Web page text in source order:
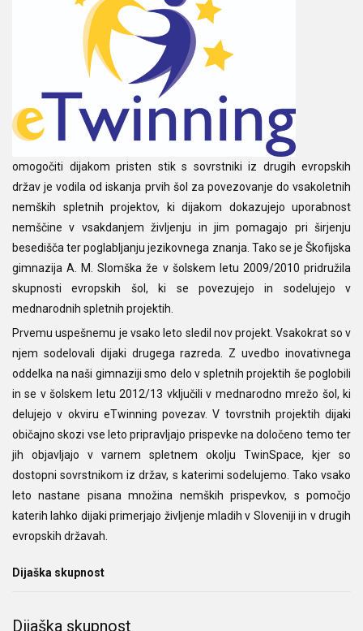
omogočiti dijakom pristen stik s sovrstniki iz drugih evropskih
držav je vodila od iskanja prvih šol za povezovanje do vsakoletnih
nemških spletnih projektov, ki dijakom dokazujejo uporabnost
nemščine v vsakdanjem življenju in jim pomagajo pri širjenju
besedišča ter poglabljanju jezikovnega znanja. Tako se je Škofijska
gimnazija A. M. Slomška že v šolskem letu 2009/2010 pridružila
skupnosti evropskih šol, ki se povezujejo in sodelujejo v
mednarodnih spletnih projektih.
Prvemu uspešnemu je vsako leto sledil nov projekt. Vsakokrat so v
njem sodelovali dijaki drugega razreda. Z uvedbo inovativnega
oddelka na naši gimnaziji smo delo v spletnih projektih še poglobili
in se v šolskem letu 2012/13 vključili v mednarodno mrežo šol, ki
delujejo v okviru eTwinning povezav. V tovrstnih projektih dijaki
običajno skozi vse leto pripravljajo prispevke na določeno temo ter
jih objavljajo v varnem spletnem okolju TwinSpace, kjer so
dostopni sovrstnikom iz držav, s katerimi sodelujemo. Tako vsako
leto nastane pisana množina nemških prispevkov, s pomočjo
katerih lahko dijaki primerjajo življenje mladih v Sloveniji in v drugih
evropskih državah.
Dijaška skupnost
Dijaška skupnost